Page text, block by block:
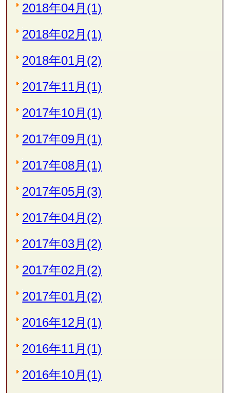
2018年04月(1)
2018年02月(1)
2018年01月(2)
2017年11月(1)
2017年10月(1)
2017年09月(1)
2017年08月(1)
2017年05月(3)
2017年04月(2)
2017年03月(2)
2017年02月(2)
2017年01月(2)
2016年12月(1)
2016年11月(1)
2016年10月(1)